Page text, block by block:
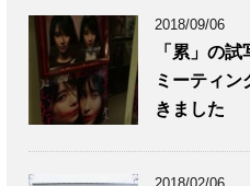
2018/09/06
「累」の
ミーティン
きました